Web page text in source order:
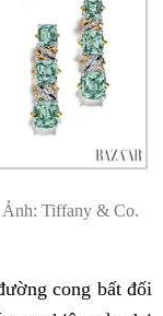
Ảnh: Tiffany & Co.
cong bất đối